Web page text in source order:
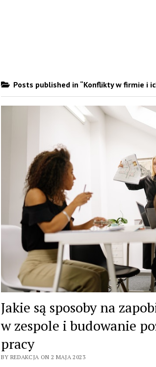
Posts published in “Konflikty w firmie i
Jakie są sposoby na
w zespole i budowanie
pracy
BY REDAKCJA ON 2 MAJA 2023